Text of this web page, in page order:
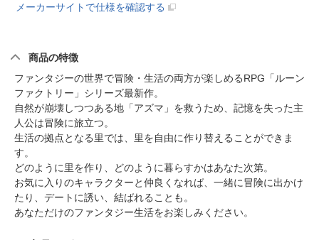
メーカーサイトで仕様を確認する
商品の特徴
ファンタジーの世界で冒険・生活の両方が楽しめるRPG「ルーン
ファクトリー」シリーズ最新作。
自然が崩壊しつつある地「アズマ」を救うため、記憶を失った主
人公は冒険に旅立つ。
生活の拠点となる里では、里を自由に作り替えることができま
す。
どのように里を作り、どのように暮らすかはあなた次第。
お気に入りのキャラクターと仲良くなれば、一緒に冒険に出かけ
たり、デートに誘い、結ばれることも。
あなただけのファンタジー生活をお楽しみください。